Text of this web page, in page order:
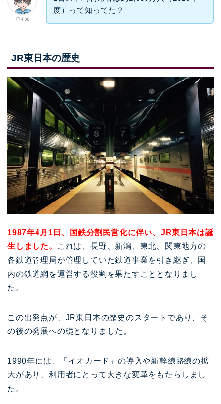
ロキ兄
度）って知ってた？
JR東日本の歴史
1987年4月1日、国鉄分割民営化に伴い、JR東日本は誕
生しました。
これは、長野、新潟、東北、関東地方の
各鉄道管理局が管理していた鉄道事業を引き継ぎ、国
内の鉄道網を運営する役割を果たすこととなりまし
た。
この出発点が、JR東日本の歴史のスタートであり、そ
の後の発展への礎となりました。
1990年には、「イオカード」の導入や新幹線路線の拡
大があり、利用者にとって大きな変革をもたらしまし
た。